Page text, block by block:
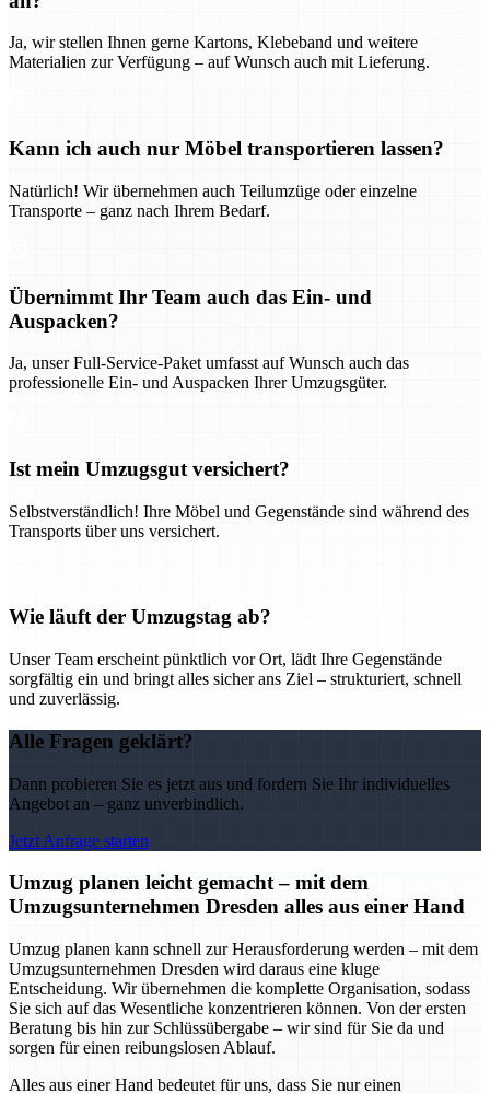
Ja, wir stellen Ihnen gerne Kartons, Klebeband und weitere
Materialien zur Verfügung – auf Wunsch auch mit Lieferung.
Kann ich auch nur Möbel transportieren lassen?
Natürlich! Wir übernehmen auch Teilumzüge oder einzelne
Transporte – ganz nach Ihrem Bedarf.
Übernimmt Ihr Team auch das Ein- und
Auspacken?
Ja, unser Full-Service-Paket umfasst auf Wunsch auch das
professionelle Ein- und Auspacken Ihrer Umzugsgüter.
Ist mein Umzugsgut versichert?
Selbstverständlich! Ihre Möbel und Gegenstände sind während des
Transports über uns versichert.
Wie läuft der Umzugstag ab?
Unser Team erscheint pünktlich vor Ort, lädt Ihre Gegenstände
sorgfältig ein und bringt alles sicher ans Ziel – strukturiert, schnell
und zuverlässig.
Alle Fragen geklärt?
Dann probieren Sie es jetzt aus und fordern Sie Ihr individuelles
Angebot an – ganz unverbindlich.
Jetzt Anfrage starten
Umzug planen leicht gemacht – mit dem
Umzugsunternehmen Dresden alles aus einer Hand
Umzug planen kann schnell zur Herausforderung werden – mit dem
Umzugsunternehmen Dresden wird daraus eine kluge
Entscheidung. Wir übernehmen die komplette Organisation, sodass
Sie sich auf das Wesentliche konzentrieren können. Von der ersten
Beratung bis hin zur Schlüssübergabe – wir sind für Sie da und
sorgen für einen reibungslosen Ablauf.
Alles aus einer Hand bedeutet für uns, dass Sie nur einen